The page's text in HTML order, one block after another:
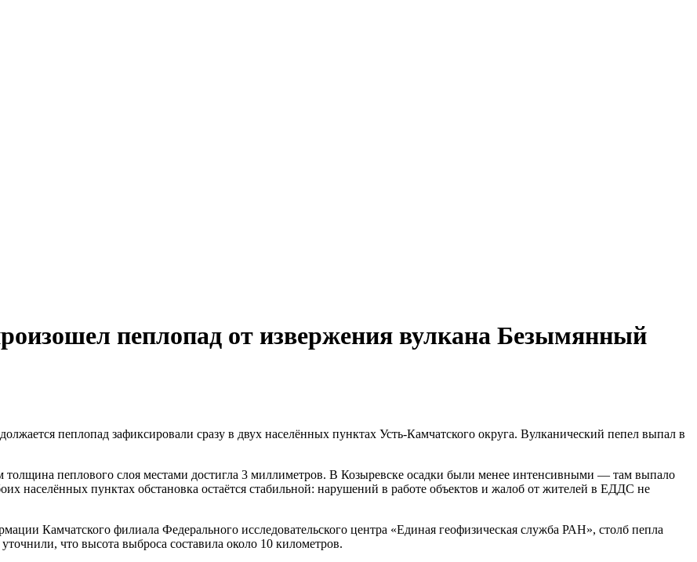
пеплопад от извержения вулкана Безымянный
пеплопад зафиксировали сразу в двух населённых пунктах Усть-Камчатского округа. Вулканический пепел выпал в
пеплового слоя местами достигла 3 миллиметров. В Козыревске осадки были менее интенсивными — там выпало
населённых пунктах обстановка остаётся стабильной: нарушений в работе объектов и жалоб от жителей в ЕДДС не
Камчатского филиала Федерального исследовательского центра «Единая геофизическая служба РАН», столб пепла
что высота выброса составила около 10 километров.